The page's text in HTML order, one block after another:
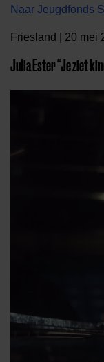
Naar Jeugdfonds
Friesland | 20 mei
Julia Ester “Je ziet